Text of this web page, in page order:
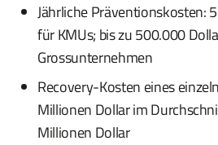
Jährliche Präventionskosten:
für KMUs; bis zu 500.000
Grossunternehmen
Recovery-Kosten eines
Millionen Dollar im
Millionen Dollar